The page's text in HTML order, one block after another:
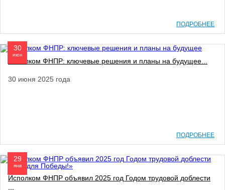
ПОДРОБНЕЕ
30
июн
Исполком ФНПР: ключевые решения и планы на будущее...
30 июня 2025 года
ПОДРОБНЕЕ
29
янв
Исполком ФНПР объявил 2025 год Годом трудовой доблести